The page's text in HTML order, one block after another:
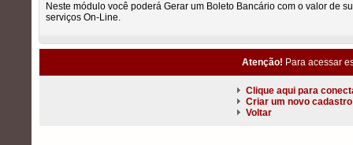
Neste módulo você poderá Gerar um Boleto Bancário com o valor de
serviços On-Line.
Atenção! Para acessar
Clique aqui para
Criar um novo cadastro
Voltar